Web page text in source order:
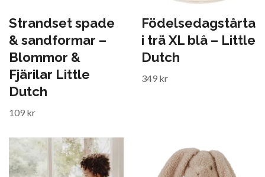
Strandset spade
& sandformar –
Blommor &
Fjärilar Little
Dutch
109 kr
Födelsedagstårta
i trä XL blå – Little
Dutch
349 kr